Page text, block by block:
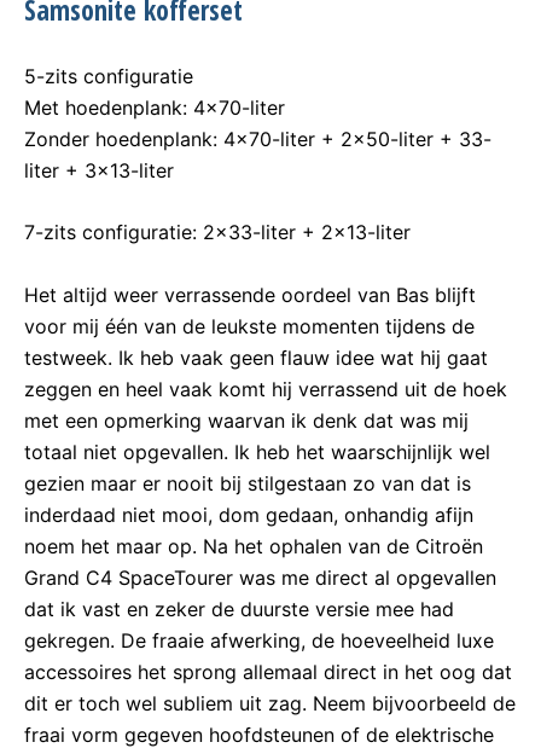
Samsonite kofferset
5-zits configuratie
Met hoedenplank: 4×70-liter
Zonder hoedenplank: 4×70-liter + 2×50-liter + 33-
liter + 3×13-liter
7-zits configuratie: 2×33-liter + 2×13-liter
Het altijd weer verrassende oordeel van Bas blijft
voor mij één van de leukste momenten tijdens de
testweek. Ik heb vaak geen flauw idee wat hij gaat
zeggen en heel vaak komt hij verrassend uit de hoek
met een opmerking waarvan ik denk dat was mij
totaal niet opgevallen. Ik heb het waarschijnlijk wel
gezien maar er nooit bij stilgestaan zo van dat is
inderdaad niet mooi, dom gedaan, onhandig afijn
noem het maar op. Na het ophalen van de Citroën
Grand C4 SpaceTourer was me direct al opgevallen
dat ik vast en zeker de duurste versie mee had
gekregen. De fraaie afwerking, de hoeveelheid luxe
accessoires het sprong allemaal direct in het oog dat
dit er toch wel subliem uit zag. Neem bijvoorbeeld de
fraai vorm gegeven hoofdsteunen of de elektrische